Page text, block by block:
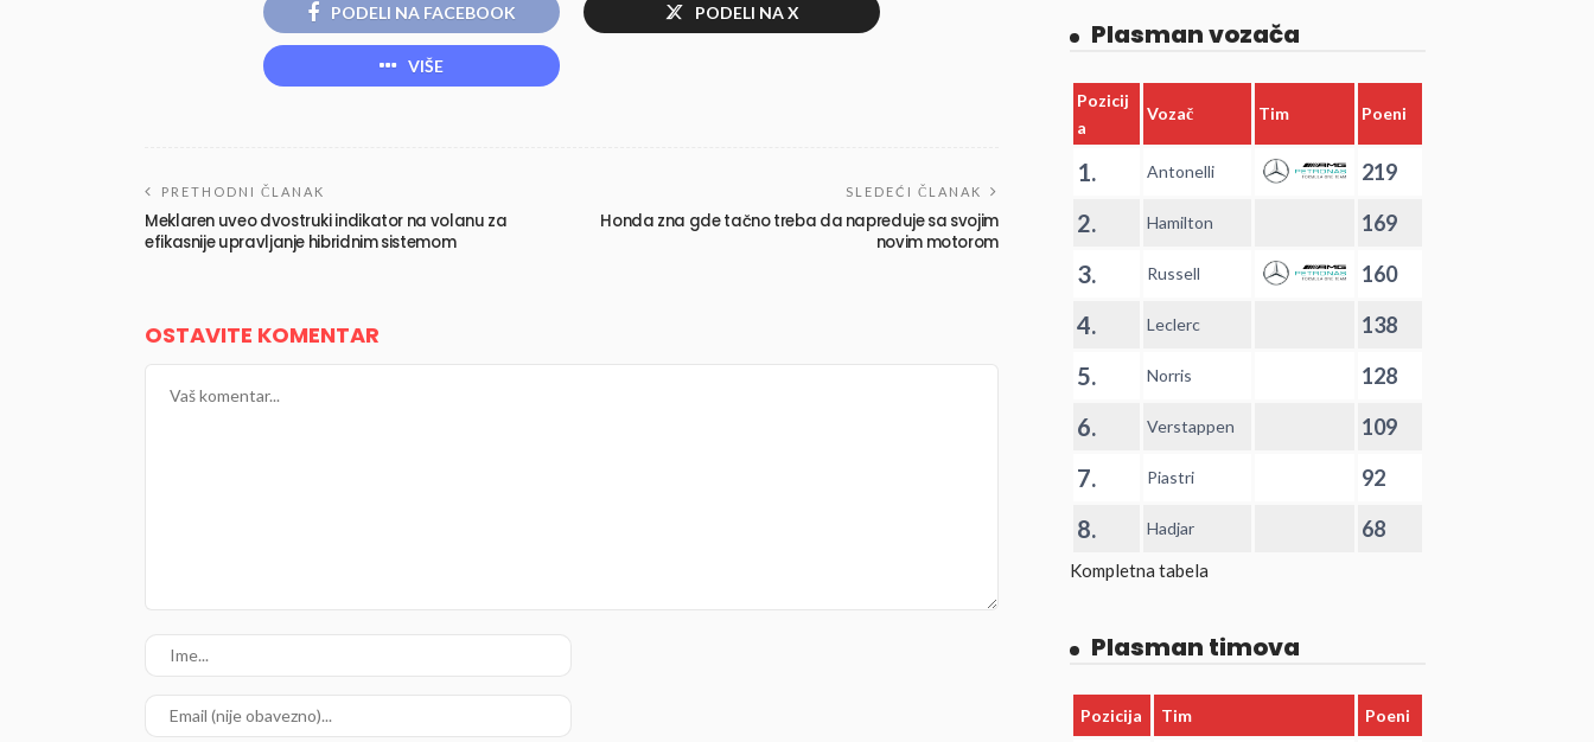
PODELI NA FACEBOOK PODELI NA X
VIŠE
PRETHODNI ČLANAK
Meklaren uveo dvostruki indikator na volanu za
efikasnije upravljanje hibridnim sistemom
SLEDEĆI ČLANAK
Honda zna gde tačno treba da napreduje sa svojim
novim motorom
OSTAVITE KOMENTAR
Plasman vozača
Pozicij
a
Vozač Tim Poeni
1. Antonelli 219
2. Hamilton 169
3. Russell 160
4. Leclerc 138
5. Norris 128
6. Verstappen 109
7. Piastri 92
8. Hadjar 68
Kompletna tabela
Plasman timova
Pozicija Tim Poeni